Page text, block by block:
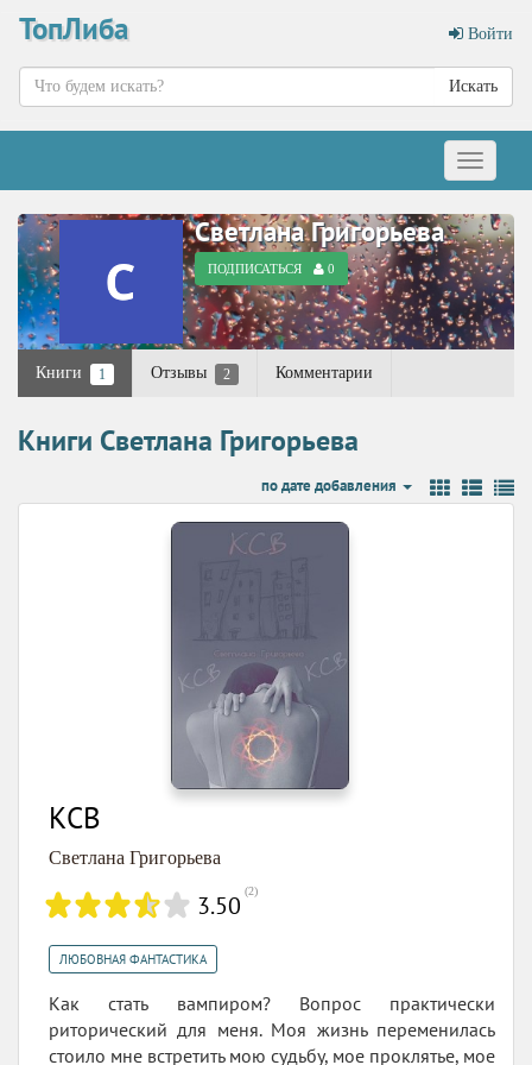
ТопЛиба Войти
Искать
Меню
Светлана Григорьева
ПОДПИСАТЬСЯ 0
Книги 1 Отзывы 2 Комментарии
Книги Светлана Григорьева
по дате добавления
КСВ
Светлана Григорьева
3.50 (2)
ЛЮБОВНАЯ ФАНТАСТИКА
Как стать вампиром? Вопрос практически
риторический для меня. Моя жизнь переменилась
стоило мне встретить мою судьбу, мое проклятье, мое